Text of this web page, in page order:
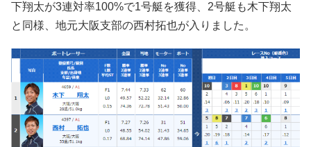
下翔太が3連対率100%で1号艇を獲得、2号艇も木下翔太
と同様、地元大阪支部の西村拓也が入りました。